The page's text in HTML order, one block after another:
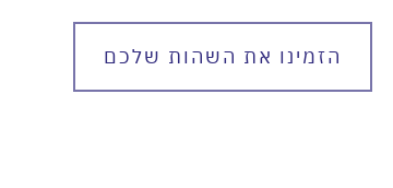
הזמינו את השהות שלכם